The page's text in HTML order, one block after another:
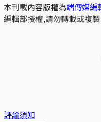
本刊載內容版權為端傳媒編
編輯部授權,請勿轉載或複
評論須知